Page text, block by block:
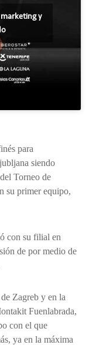
y
para
siendo
Torneo de
su primer equipo,
con su filial en
de por medio de
Zagreb y en la
Fuenlabrada,
con el que
ya en la máxima